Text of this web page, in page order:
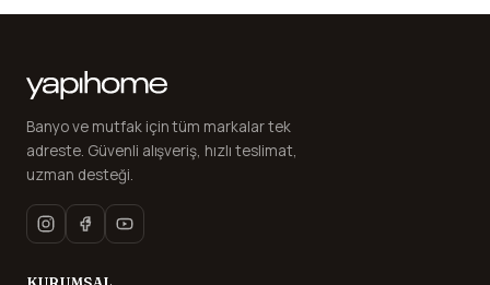
Banyo ve mutfak için tüm markalar tek
adreste. Güvenli alışveriş, hızlı teslimat,
uzman desteği.